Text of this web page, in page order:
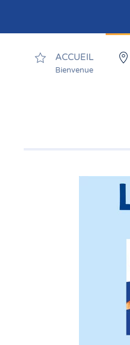
Skip to main content
ACCUEIL
Bienvenue